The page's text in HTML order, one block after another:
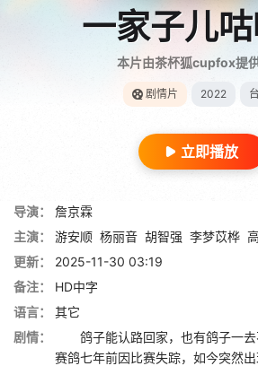
一家子儿咕
本片由茶杯狐cupfox提
剧情片 2022
立即播放
导演：
詹京霖
主演：
游安顺 杨丽音 胡智强 李梦苡桦
更新：
2025-11-30 03:19
备注：
HD中字
语言：
其它
剧情：
鸽子能认路回家，也有鸽子一去
赛鸽七年前因比赛失踪，如今突然